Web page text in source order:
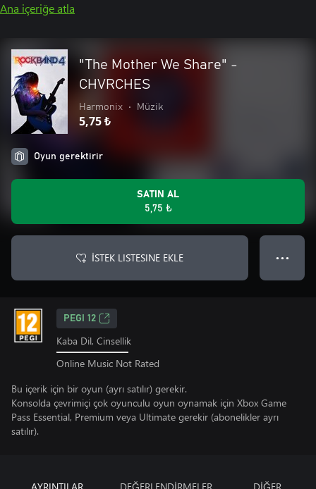
Ana içeriğe atla
"The Mother We Share" -
CHVRCHES
Harmonix • Müzik
5,75 ₺
Oyun gerektirir
SATIN AL
5,75 ₺
İSTEK LISTESINE EKLE ● ● ●
PEGI 12
Kaba Dil, Cinsellik
Online Music Not Rated
Bu içerik için bir oyun (ayrı satılır) gerekir.
Konsolda çevrimiçi çok oyunculu oyun oynamak için Xbox Game
Pass Essential, Premium veya Ultimate gerekir (abonelikler ayrı
satılır).
AYRINTILAR DEĞERLENDİRMELER DİĞER